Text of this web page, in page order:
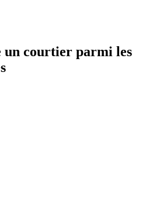
un courtier parmi les